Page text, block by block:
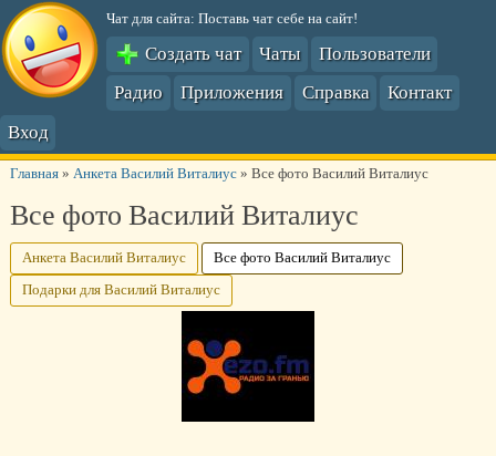
Чат для сайта: Поставь чат себе на сайт!
Создать чат Чаты
Пользователи
Радио
Приложения Справка
Контакт
Вход
Главная» Анкета Василий Виталиус» Все фото Василий Виталиус
Все фото Василий Виталиус
Анкета Василий Виталиус Все фото Василий Виталиус
Подарки для Василий Виталиус